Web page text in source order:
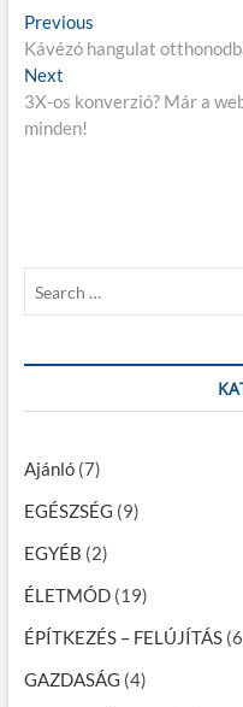
B
e
j
e
z
é
n
a
v
i
g
á
c
i
ó
Previous
r
v
t
Kávézó hangulat
Next
e
x
:
3X-os konverzió? Már a
minden!
Ajánló(7)
EGÉSZSÉG (9)
EGYÉB (2)
ÉLETMÓD(19)
ÉPÍTKEZÉS – FELÚJÍTÁS
GAZDASÁG (4)